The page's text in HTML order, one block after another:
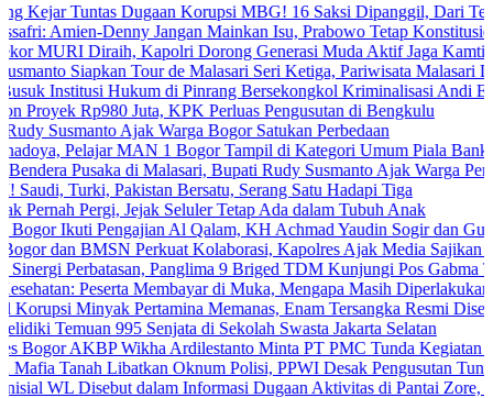
Dugaan Korupsi MBG! 16 Saksi Dipanggil, Dari Tenaga Ahli
Denny Jangan Mainkan Isu, Prabowo Tetap Konstitusional
Diraih, Kapolri Dorong Generasi Muda Aktif Jaga Kamtibmas
Tour de Malasari Seri Ketiga, Pariwisata Malasari Digenjot
Hukum di Pinrang Bersekongkol Kriminalisasi Andi Edi Sandy
Rp980 Juta, KPK Perluas Pengusutan di Bengkulu
Ajak Warga Bogor Satukan Perbedaan
MAN 1 Bogor Tampil di Kategori Umum Piala Bank Jakarta
di Malasari, Bupati Rudy Susmanto Ajak Warga Perkuat
Pakistan Bersatu, Serang Satu Hadapi Tiga
Jejak Seluler Tetap Ada dalam Tubuh Anak
Pengajian Al Qalam, KH Achmad Yaudin Sogir dan Gus Sholeh
BMSN Perkuat Kolaborasi, Kapolres Ajak Media Sajikan Informasi
Panglima 9 Briged TDM Kunjungi Pos Gabma Temajuk
Peserta Membayar di Muka, Mengapa Masih Diperlakukan Berbeda?
Pertamina Memanas, Enam Tersangka Resmi Diseret ke
995 Senjata di Sekolah Swasta Jakarta Selatan
Wikha Ardilestanto Minta PT PMC Tunda Kegiatan Demi
Libatkan Oknum Polisi, PPWI Desak Pengusutan Tuntas Kasus
dalam Informasi Dugaan Aktivitas di Pantai Zore, Bea